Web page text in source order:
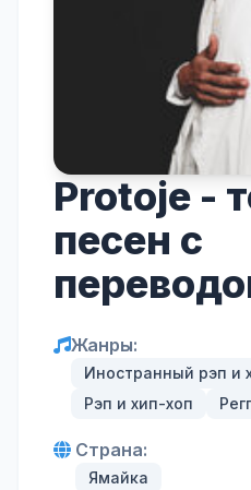
Protoje -
песен с
Жанры:
Иностранный рэп и
Рэп и хип-хоп
Страна:
Ямайка